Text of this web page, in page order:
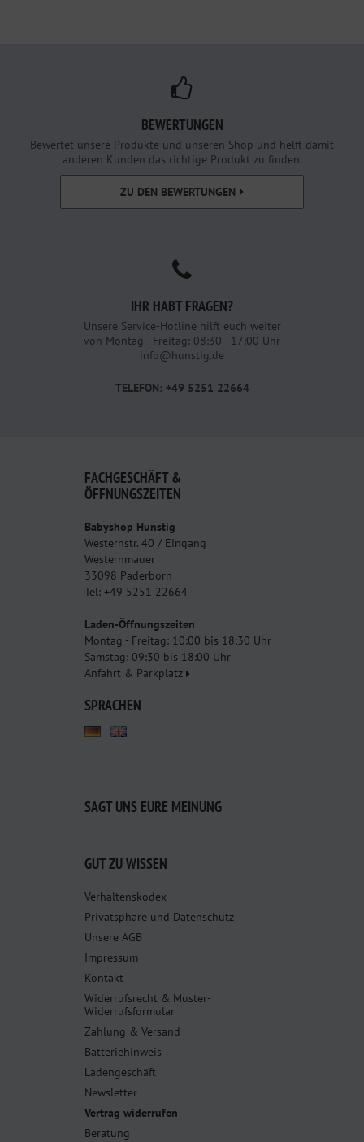
BEWERTUNGEN
Bewertet unsere Produkte und unseren Shop und helft damit
anderen Kunden das richtige Produkt zu finden.
ZU DEN BEWERTUNGEN
IHR HABT FRAGEN?
Unsere Service-Hotline hilft euch weiter
von Montag - Freitag: 08:30 - 17:00 Uhr
info@hunstig.de
TELEFON: +49 5251 22664
FACHGESCHÄFT &
ÖFFNUNGSZEITEN
Babyshop Hunstig
Westernstr. 40 / Eingang
Westernmauer
33098 Paderborn
Tel: +49 5251 22664
Laden-Öffnungszeiten
Montag - Freitag: 10:00 bis 18:30 Uhr
Samstag: 09:30 bis 18:00 Uhr
Anfahrt & Parkplatz
SPRACHEN
SAGT UNS EURE MEINUNG
GUT ZU WISSEN
Verhaltenskodex
Privatsphäre und Datenschutz
Unsere AGB
Impressum
Kontakt
Widerrufsrecht & Muster-
Widerrufsformular
Zahlung & Versand
Batteriehinweis
Ladengeschäft
Newsletter
Vertrag widerrufen
Beratung